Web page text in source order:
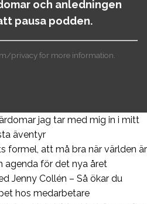
och anledningen
pausa podden.
privacyfor more information.